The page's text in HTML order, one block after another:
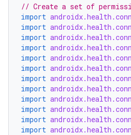
// Create a set of
import
import
import
import
import
import
import
import
import
import
import
import